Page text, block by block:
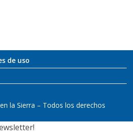
de uso
la Sierra – Todos los derechos